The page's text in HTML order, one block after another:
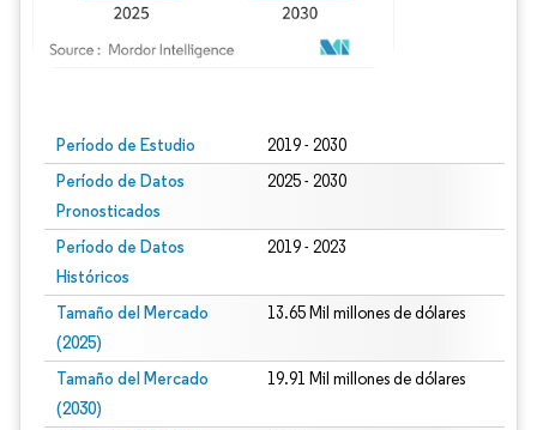
Período de Estudio 2019 - 2030
Período de Datos
Pronosticados
2025 - 2030
Período de Datos
Históricos
2019 - 2023
Tamaño del Mercado
(2025)
13.65 Mil millones de dólares
Tamaño del Mercado
(2030)
19.91 Mil millones de dólares